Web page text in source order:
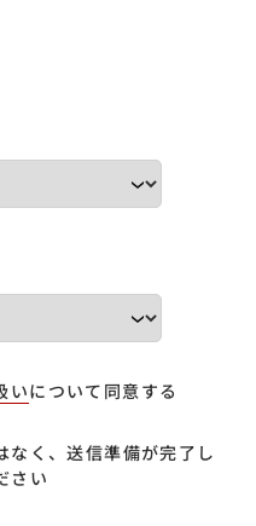
いについて同意する
なく、送信準備が完了し
さい